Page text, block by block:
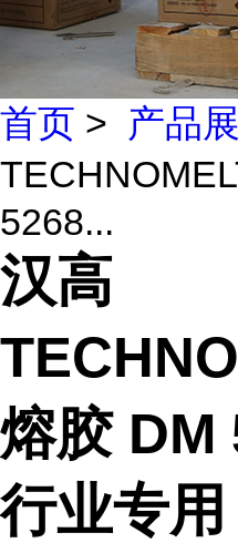
首页 > 产品
5268...
汉高
熔胶 DM
行业专